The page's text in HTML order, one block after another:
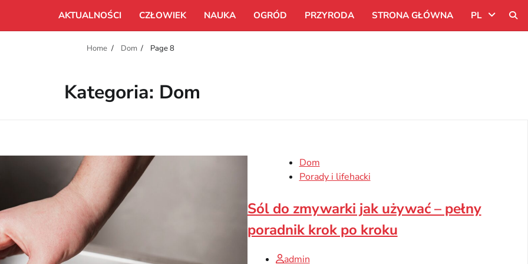
AKTUALNOŚCI CZŁOWIEK NAUKA OGRÓD PRZYRODA STRONA GŁÓWNA PL
Home Dom Page 8
Kategoria: Dom
Dom
Porady i lifehacki
Sól do zmywarki jak używać – pełny
poradnik krok po kroku
admin